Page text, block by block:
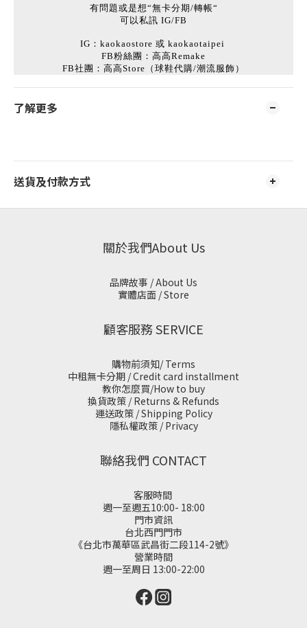
有問題或是想“無卡分期/轉帳“
可以私訊 IG/FB
IG：kaokaostore 或 kaokaotaipei
FB粉絲團：高高Remake
FB社團：高高Store（球鞋代購/潮流服飾）
了解更多
送貨及付款方式
關於我們About Us
品牌故事 / About Us
實體店面 / Store
顧客服務 SERVICE
購物前須知/ Terms
中租無卡分期 / Credit card installment
教你怎麼買/How to buy
換貨政策 / Returns & Refunds
運送政策 / Shipping Policy
隱私權政策 / Privacy
聯絡我們 CONTACT
客服時間
週一至週五10:00- 18:00
門市資訊
台北西門門市
《台北市萬華區武昌街二段114-2號》
營業時間
週一至周日 13:00-22:00